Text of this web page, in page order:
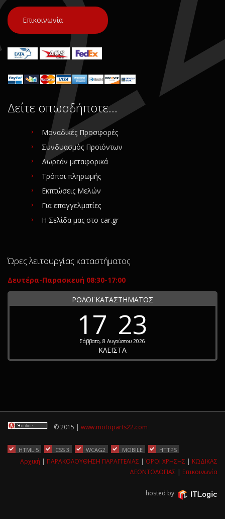
Επικοινωνία
Δείτε οπωσδήποτε…
Μοναδικές Προσφορές
Συνδυασμός Προϊόντων
Δωρεάν μεταφορικά
Τρόποι πληρωμής
Εκπτώσεις Μελών
Για επαγγελματίες
Η Σελίδα μας στο car.gr
Ώρες λειτουργίας καταστήματος
Δευτέρα-Παρασκευή 08:30-17:00
ΡΟΛΟΪ ΚΑΤΑΣΤΗΜΑΤΟΣ
17 23
Σάββατο, 8 Αυγούστου 2026
ΚΛΕΙΣΤΑ
© 2015 | www.motoparts22.com
HTML 5 CSS 3 WCAG2 MOBILE HTTPS
Αρχική | ΠΑΡΑΚΟΛΟΥΘΗΣΗ ΠΑΡΑΓΓΕΛΙΑΣ |ΌΡΟΙ ΧΡΗΣΗΣ | ΚΩΔΙΚΑΣ
ΔΕΟΝΤΟΛΟΓΙΑΣ | Επικοινωνία
hosted by: